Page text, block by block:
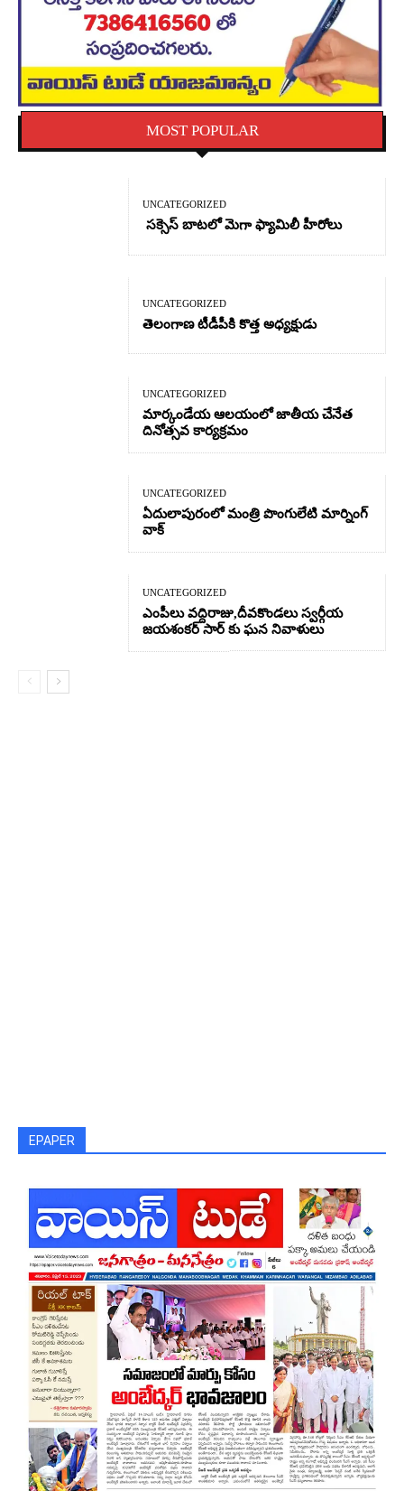
MOST POPULAR
UNCATEGORIZED
సక్సెస్ బాటలో మెగా ఫ్యామిలీ హీరోలు
UNCATEGORIZED
తెలంగాణ టీడీపీకి కొత్త అధ్యక్షుడు
UNCATEGORIZED
మార్కండేయ ఆలయంలో జాతీయ చేనేత
దినోత్సవ కార్యక్రమం
UNCATEGORIZED
ఏదులాపురంలో మంత్రి పొంగులేటి మార్నింగ్
వాక్
UNCATEGORIZED
ఎంపీలు వద్దిరాజు,దీవకొండలు స్వర్గీయ
జయశంకర్ సార్ కు ఘన నివాళులు
EPAPER